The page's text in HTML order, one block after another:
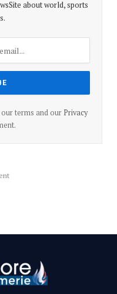
about world, sports
terms and our Privacy